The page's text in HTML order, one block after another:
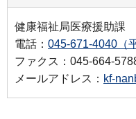
健康福祉局医療援助課
電話： 045-671-4040（
ファクス：045-664-
メールアドレス： kf-